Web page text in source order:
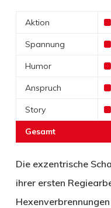
Aktion
Spannung
Humor
Anspruch
Story
Gesamt
Die exzentrische
ihrer ersten